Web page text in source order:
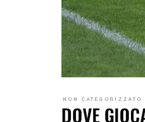
NON CATEGORIZZATO
DOVE